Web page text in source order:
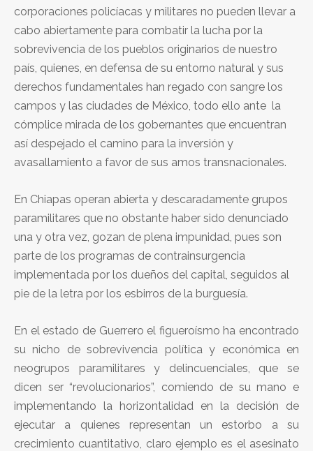
corporaciones policíacas y militares no pueden llevar a
cabo abiertamente para combatir la lucha por la
sobrevivencia de los pueblos originarios de nuestro
país, quienes, en defensa de su entorno natural y sus
derechos fundamentales han regado con sangre los
campos y las ciudades de México, todo ello ante la
cómplice mirada de los gobernantes que encuentran
así despejado el camino para la inversión y
avasallamiento a favor de sus amos transnacionales.
En Chiapas operan abierta y descaradamente grupos
paramilitares que no obstante haber sido denunciado
una y otra vez, gozan de plena impunidad, pues son
parte de los programas de contrainsurgencia
implementada por los dueños del capital, seguidos al
pie de la letra por los esbirros de la burguesía.
En el estado de Guerrero el figueroísmo ha encontrado
su nicho de sobrevivencia política y económica en
neogrupos paramilitares y delincuenciales, que se
dicen ser “revolucionarios”, comiendo de su mano e
implementando la horizontalidad en la decisión de
ejecutar a quienes representan un estorbo a su
crecimiento cuantitativo, claro ejemplo es el asesinato